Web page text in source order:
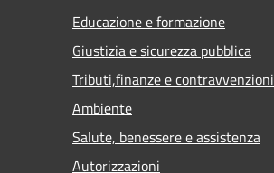
Educazione e formazione
Giustizia e sicurezza pubblica
Tributi,finanze e contravvenzioni
Ambiente
Salute, benessere e assistenza
Autorizzazioni